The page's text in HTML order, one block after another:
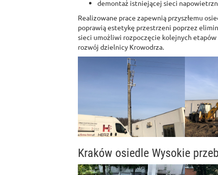
demontaż istniejącej sieci
Realizowane prace zapewnią przyszłemu
poprawią estetykę przestrzeni poprzez
sieci umożliwi rozpoczęcie kolejnych
rozwój dzielnicy Krowodrza.
Kraków osiedle Wysokie